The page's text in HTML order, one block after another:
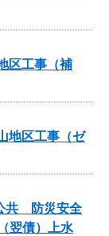
区工事（補
地区工事（ゼ
共 防災安全
翌債）上水